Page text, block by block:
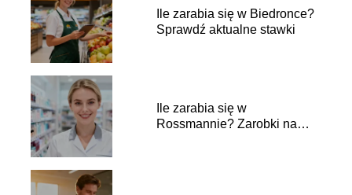
Ile zarabia się w Biedronce?
Sprawdź aktualne stawki
Ile zarabia się w
Rossmannie? Zarobki na